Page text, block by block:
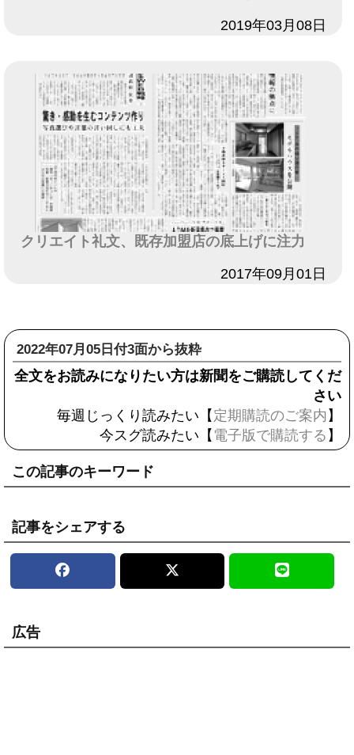
2019年03月08日
クリエイト礼文、既存加盟店の底上げに注力
2017年09月01日
2022年07月05日付3面から抜粋
全文をお読みになりたい方は新聞をご購読してくだ
さい
毎週じっくり読みたい【 定期購読のご案内 】
今スグ読みたい【 電子版で購読する 】
この記事のキーワード
記事をシェアする
広告